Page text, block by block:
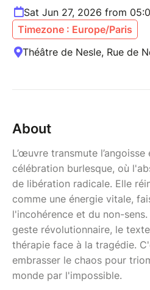
Sat Jun 27, 2026 from
Timezone : Europe/Paris
Théâtre de Nesle, Rue de
About
L’œuvre transmute
célébration burlesque, où
de libération radicale. Elle
comme une énergie vitale,
l'incohérence et du non-
geste révolutionnaire, le
thérapie face à la tragédie.
embrasser le chaos pour
monde par l'impossible.